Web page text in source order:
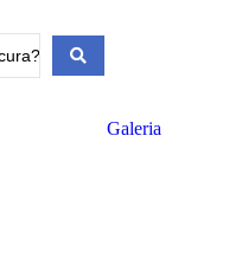
Galeria